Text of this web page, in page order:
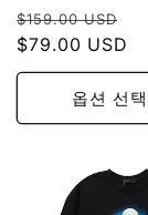
정
가
$159.00 USD
가
$79.00 USD
옵션 선